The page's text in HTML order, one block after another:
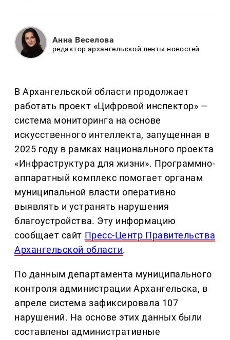
Анна Веселова
редактор архангельской ленты новостей
В Архангельской области продолжает
работать проект «Цифровой инспектор» —
система мониторинга на основе
искусственного интеллекта, запущенная в
2025 году в рамках национального проекта
«Инфраструктура для жизни». Программно-
аппаратный комплекс помогает органам
муниципальной власти оперативно
выявлять и устранять нарушения
благоустройства. Эту информацию
сообщает сайт Пресс-Центр Правительства
Архангельской области.
По данным департамента муниципального
контроля администрации Архангельска, в
апреле система зафиксировала 107
нарушений. На основе этих данных были
составлены административные